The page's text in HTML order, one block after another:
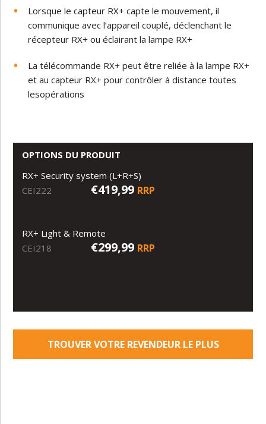
Lorsque lecapteur RX+capte lemouvement,il
communique avec l’appareil couplé, déclenchant le
récepteur RX+ou éclairant la lampe RX+
La télécommande RX+peut être reliée àla lampe RX+
et au capteur RX+ pour contrôler à distance toutes
lesopérations
OPTIONS DU PRODUIT
RX+ Security system (L+R+S)
CEI222
€419,99 RRP
RX+ Light & Remote
CEI218
€299,99 RRP
TROUVER VOTRE REVENDEUR LE PLUS